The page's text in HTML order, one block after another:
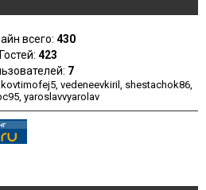
всего: 430
Гостей: 423
7
, vedeneevkiril , shestachok86,
, yaroslavvyarolav